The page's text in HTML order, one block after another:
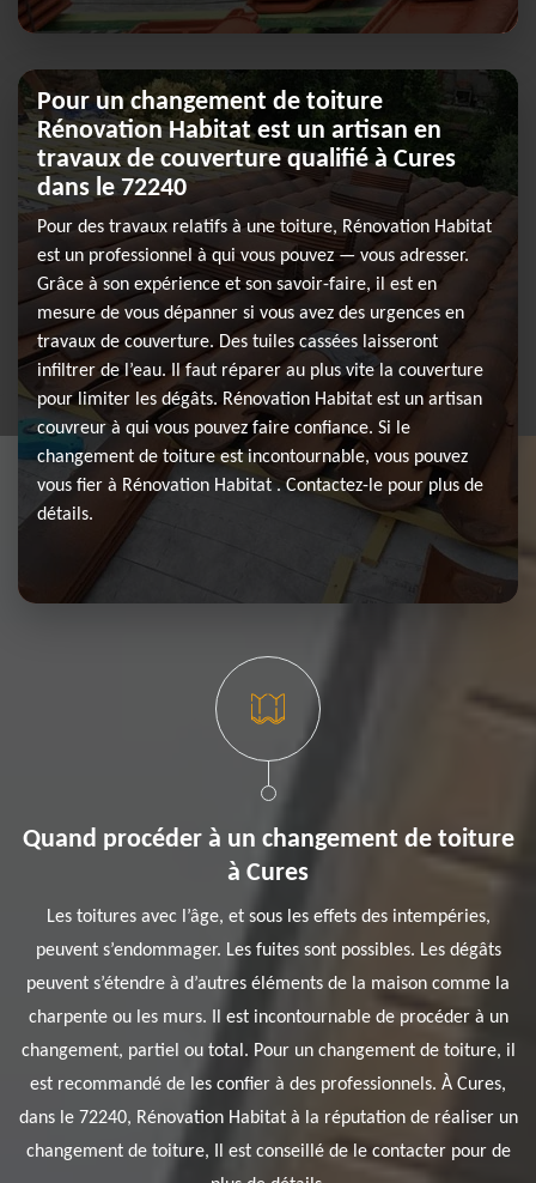
Pour un changement de toiture
Rénovation Habitat est un artisan en
travaux de couverture qualifié à Cures
dans le 72240
Pour des travaux relatifs à une toiture, Rénovation Habitat
est un professionnel à qui vous pouvez — vous adresser.
Grâce à son expérience et son savoir-faire, il est en
mesure de vous dépanner si vous avez des urgences en
travaux de couverture. Des tuiles cassées laisseront
infiltrer de l’eau. Il faut réparer au plus vite la couverture
pour limiter les dégâts. Rénovation Habitat est un artisan
couvreur à qui vous pouvez faire confiance. Si le
changement de toiture est incontournable, vous pouvez
vous fier à Rénovation Habitat . Contactez-le pour plus de
détails.
Quand procéder à un changement de toiture
à Cures
Les toitures avec l’âge, et sous les effets des intempéries,
peuvent s’endommager. Les fuites sont possibles. Les dégâts
peuvent s’étendre à d’autres éléments de la maison comme la
charpente ou les murs. Il est incontournable de procéder à un
changement, partiel ou total. Pour un changement de toiture, il
est recommandé de les confier à des professionnels. À Cures,
dans le 72240, Rénovation Habitat à la réputation de réaliser un
changement de toiture, Il est conseillé de le contacter pour de